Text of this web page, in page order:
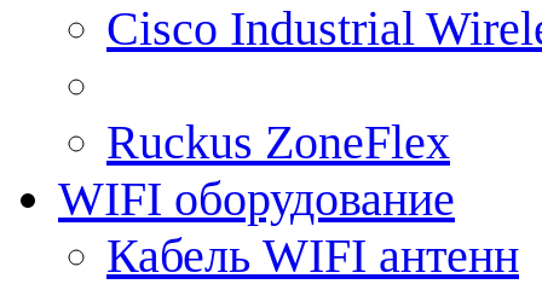
Cisco Industrial
Ruckus ZoneFlex
WIFI оборудование
Кабель WIFI антенн